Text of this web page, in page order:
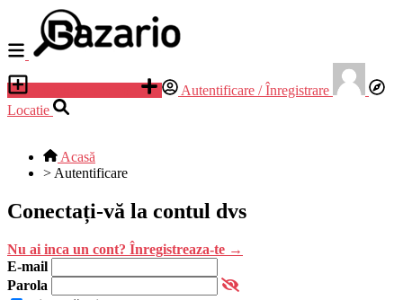
Autentificare / Înregistrare
Locatie
Acasă
> Autentificare
Conectați-vă la contul dvs
Nu ai inca un cont? Înregistreaza-te →
E-mail
Parola